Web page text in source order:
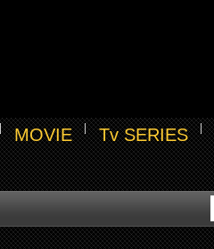
MOVIE Tv SERIES